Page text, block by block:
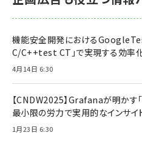
機能安全開発における
C/C++test CT」で実現する効率
4月14日 6:30
【CNDW2025】Grafanaが明かす
最小限の労力で実用的なインサイ
1月23日 6:30